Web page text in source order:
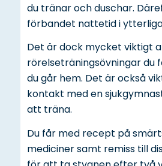
du tränar och duschar.
förbandet nattetid i
Det är dock mycket viktigt
rörelseträningsövningar du
du går hem. Det är också
kontakt med en
att träna.
Du får med recept på
mediciner samt remiss till